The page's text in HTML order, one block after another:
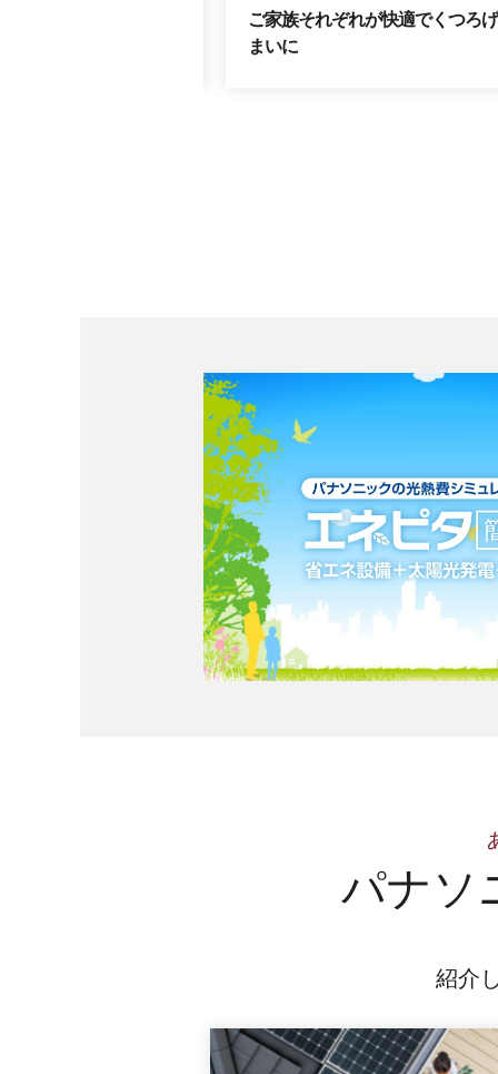
ご家族それぞれが快適でくつろ
まいに
パナソ
紹介